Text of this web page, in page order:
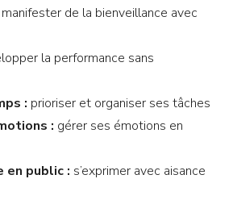
manifester de la bienveillance avec
la performance sans
: prioriser et organiser ses tâches
: gérer ses émotions en
en public : s’exprimer avec aisance